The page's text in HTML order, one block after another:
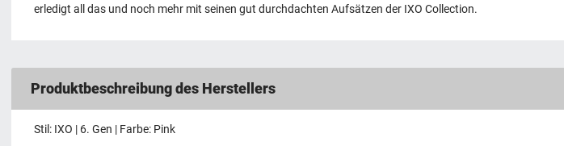
erledigt all das und noch mehr mit seinen gut durchdachten Aufsätzen der IXO Collection.
Produktbeschreibung des Herstellers
Stil: IXO | 6. Gen | Farbe: Pink